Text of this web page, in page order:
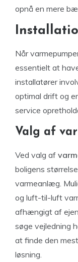
opnå en mere
Når
essentielt at
installatører
optimal drift og
service
Valg af
Ved valg af
boligens
varmeanlæg.
og luft-til-luft
afhængigt af
søge vejledning
at finde den
løsning.